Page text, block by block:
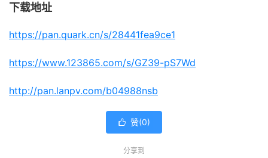
下载地址
https://pan.quark.cn/s/28441fea9ce1
https://www.123865.com/s/GZ39-pS7Wd
http://pan.lanpv.com/b04988nsb
 赞(0)
分享到